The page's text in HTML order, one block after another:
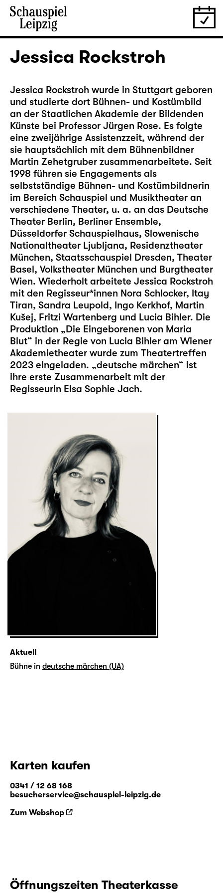
Jessica Rockstroh
Jessica Rockstroh wurde in Stuttgart geboren
und studierte dort Bühnen- und Kostümbild
an der Staatlichen Akademie der Bildenden
Künste bei Professor Jürgen Rose. Es folgte
eine zweijährige Assistenzzeit, während der
sie hauptsächlich mit dem Bühnenbildner
Martin Zehetgruber zusammenarbeitete. Seit
1998 führen sie Engagements als
selbstständige Bühnen- und Kostümbildnerin
im Bereich Schauspiel und Musiktheater an
verschiedene Theater, u. a. an das Deutsche
Theater Berlin, Berliner Ensemble,
Düsseldorfer Schauspielhaus, Slowenische
Nationaltheater Ljubljana, Residenztheater
München, Staatsschauspiel Dresden, Theater
Basel, Volkstheater München und Burgtheater
Wien. Wiederholt arbeitete Jessica Rockstroh
mit den Regisseur*innen Nora Schlocker, Itay
Tiran, Sandra Leupold, Ingo Kerkhof, Martin
Kušej, Fritzi Wartenberg und Lucia Bihler. Die
Produktion „Die Eingeborenen von Maria
Blut“ in der Regie von Lucia Bihler am Wiener
Akademietheater wurde zum Theatertreffen
2023 eingeladen. „deutsche märchen“ ist
ihre erste Zusammenarbeit mit der
Regisseurin Elsa Sophie Jach.
Aktuell
Bühne in deutsche märchen (UA)
Karten kaufen
0341 / 12 68 168
besucherservice@schauspiel-leipzig.de
Zum Webshop
Öffnungszeiten Theaterkasse